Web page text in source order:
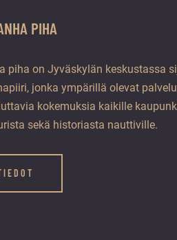
PIHA
piha on Jyväskylän keskustassa
jonka ympärillä olevat
kokemuksia kaikille
sekä historiasta nauttiville.